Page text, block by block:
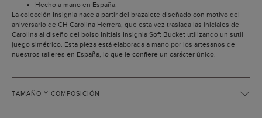
Hecho a mano en España.
La colección Insignia nace a partir del brazalete diseñado con motivo del
aniversario de CH Carolina Herrera, que esta vez traslada las iniciales de
Carolina al diseño del bolso Initials Insignia Soft Bucket utilizando un sutil
juego simétrico. Esta pieza está elaborada a mano por los artesanos de
nuestros talleres en España, lo que le confiere un carácter único.
TAMAÑO Y COMPOSICIÓN